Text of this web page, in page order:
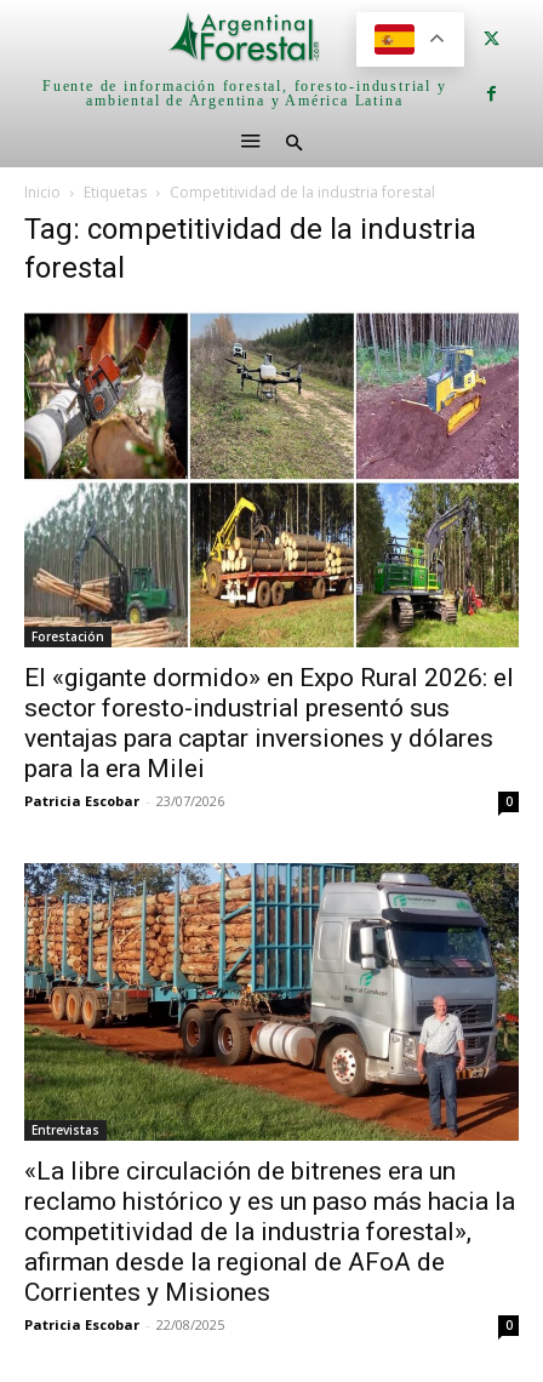
Fuente de información forestal, foresto-industrial y
ambiental de Argentina y América Latina
Inicio Etiquetas Competitividad de la industria forestal
Tag: competitividad de la industria
forestal
Forestación
El «gigante dormido» en Expo Rural 2026: el
sector foresto-industrial presentó sus
ventajas para captar inversiones y dólares
para la era Milei
Patricia Escobar - 23/07/2026 0
Entrevistas
«La libre circulación de bitrenes era un
reclamo histórico y es un paso más hacia la
competitividad de la industria forestal»,
afirman desde la regional de AFoA de
Corrientes y Misiones
Patricia Escobar - 22/08/2025 0